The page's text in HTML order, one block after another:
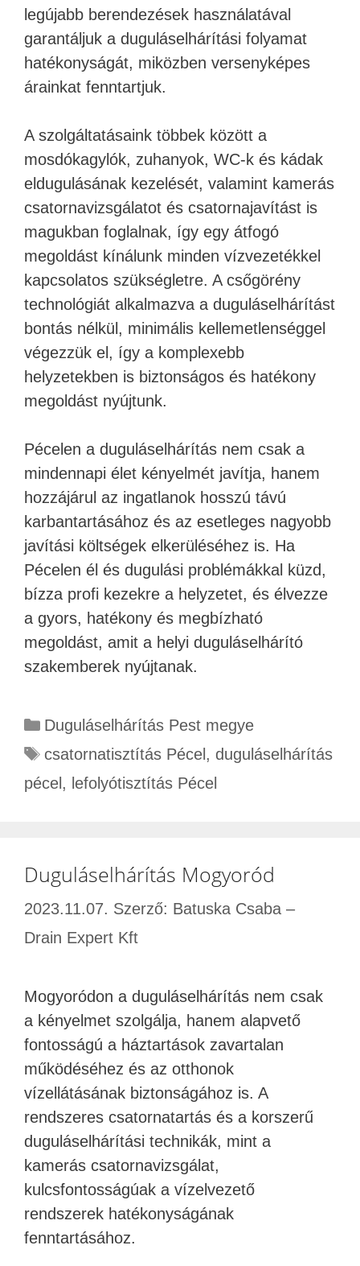
legújabb berendezések használatával
garantáljuk a duguláselhárítási folyamat
hatékonyságát, miközben versenyképes
árainkat fenntartjuk.
A szolgáltatásaink többek között a
mosdókagylók, zuhanyok, WC-k és kádak
eldugulásának kezelését, valamint kamerás
csatornavizsgálatot és csatornajavítást is
magukban foglalnak, így egy átfogó
megoldást kínálunk minden vízvezetékkel
kapcsolatos szükségletre. A csőgörény
technológiát alkalmazva a duguláselhárítást
bontás nélkül, minimális kellemetlenséggel
végezzük el, így a komplexebb
helyzetekben is biztonságos és hatékony
megoldást nyújtunk.
Pécelen a duguláselhárítás nem csak a
mindennapi élet kényelmét javítja, hanem
hozzájárul az ingatlanok hosszú távú
karbantartásához és az esetleges nagyobb
javítási költségek elkerüléséhez is. Ha
Pécelen él és dugulási problémákkal küzd,
bízza profi kezekre a helyzetet, és élvezze
a gyors, hatékony és megbízható
megoldást, amit a helyi duguláselhárító
szakemberek nyújtanak.
Duguláselhárítás Pest megye
csatornatisztítás Pécel , duguláselhárítás
pécel , lefolyótisztítás Pécel
Duguláselhárítás Mogyoród
2023.11.07. Szerző: Batuska Csaba –
Drain Expert Kft
Mogyoródon a duguláselhárítás nem csak
a kényelmet szolgálja, hanem alapvető
fontosságú a háztartások zavartalan
működéséhez és az otthonok
vízellátásának biztonságához is. A
rendszeres csatornatartás és a korszerű
duguláselhárítási technikák, mint a
kamerás csatornavizsgálat,
kulcsfontosságúak a vízelvezető
rendszerek hatékonyságának
fenntartásához.